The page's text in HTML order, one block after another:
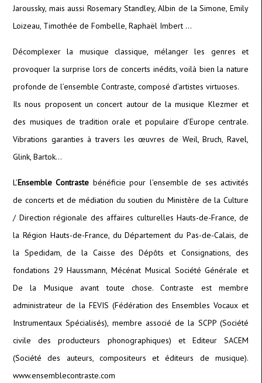
Jaroussky, mais aussi Rosemary Standley, Albin de la Simone, Emily
Loizeau, Timothée de Fombelle, Raphaël Imbert …
Décomplexer la musique classique, mélanger les genres et
provoquer la surprise lors de concerts inédits, voilà bien la nature
profonde de l’ensemble Contraste, composé d’artistes virtuoses.
Ils nous proposent un concert autour de la musique Klezmer et
des musiques de tradition orale et populaire d’Europe centrale.
Vibrations garanties à travers les œuvres de Weil, Bruch, Ravel,
Glink, Bartok…
L’Ensemble Contraste bénéficie pour l’ensemble de ses activités
de concerts et de médiation du soutien du Ministère de la Culture
/ Direction régionale des affaires culturelles Hauts-de-France, de
la Région Hauts-de-France, du Département du Pas-de-Calais, de
la Spedidam, de la Caisse des Dépôts et Consignations, des
fondations 29 Haussmann, Mécénat Musical Société Générale et
De la Musique avant toute chose. Contraste est membre
administrateur de la FEVIS (Fédération des Ensembles Vocaux et
Instrumentaux Spécialisés), membre associé de la SCPP (Société
civile des producteurs phonographiques) et Editeur SACEM
(Société des auteurs, compositeurs et éditeurs de musique).
www.ensemblecontraste.com